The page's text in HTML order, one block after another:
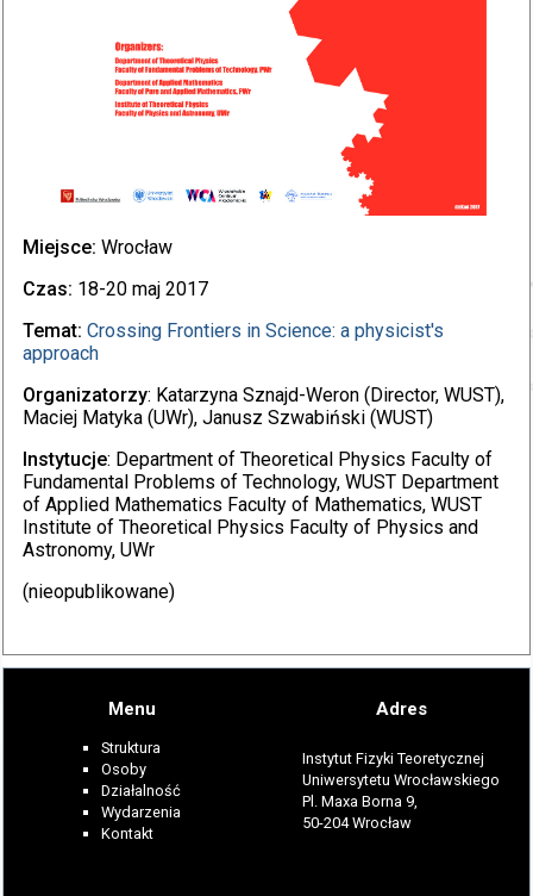
Miejsce: Wrocław
Czas: 18-20 maj 2017
Temat: Crossing Frontiers in Science: a physicist's
approach
Organizatorzy: Katarzyna Sznajd-Weron (Director, WUST),
Maciej Matyka (UWr), Janusz Szwabiński (WUST)
Instytucje: Department of Theoretical Physics Faculty of
Fundamental Problems of Technology, WUST Department
of Applied Mathematics Faculty of Mathematics, WUST
Institute of Theoretical Physics Faculty of Physics and
Astronomy, UWr
(nieopublikowane)
Menu
Struktura
Osoby
Działalność
Wydarzenia
Kontakt
Adres
Instytut Fizyki Teoretycznej
Uniwersytetu Wrocławskiego
Pl. Maxa Borna 9,
50-204 Wrocław